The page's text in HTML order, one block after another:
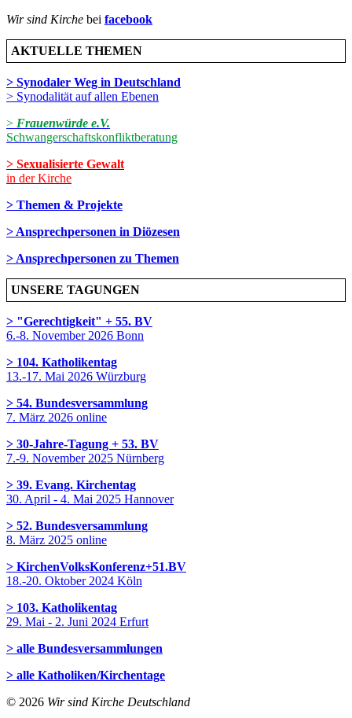
Wir sind Kirche bei facebook
AKTUELLE THEMEN
> Synodaler Weg in Deutschland
> Synodalität auf allen Ebenen
> Frauenwürde e.V.
Schwangerschaftskonfliktberatung
> Sexualisierte Gewalt
in der Kirche
> Themen & Projekte
> Ansprechpersonen in Diözesen
> Ansprechpersonen zu Themen
UNSERE TAGUNGEN
> "Gerechtigkeit" + 55. BV
6.-8. November 2026 Bonn
> 104. Katholikentag
13.-17. Mai 2026 Würzburg
> 54. Bundesversammlung
7. März 2026 online
> 30-Jahre-Tagung + 53. BV
7.-9. November 2025 Nürnberg
> 39. Evang. Kirchentag
30. April - 4. Mai 2025 Hannover
> 52. Bundesversammlung
8. März 2025 online
> KirchenVolksKonferenz+51.BV
18.-20. Oktober 2024 Köln
> 103. Katholikentag
29. Mai - 2. Juni 2024 Erfurt
> alle Bundesversammlungen
> alle Katholiken/Kirchentage
© 2026 Wir sind Kirche Deutschland